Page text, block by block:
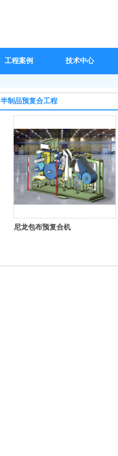
工程案例 技术中心
半制品预复合工程
尼龙包布预复合机